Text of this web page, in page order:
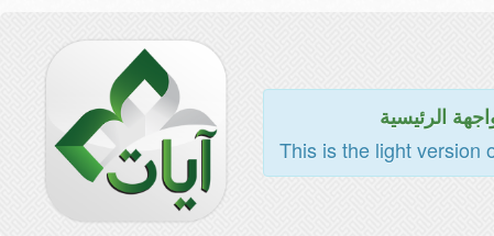
الرئيسية
This is the light version